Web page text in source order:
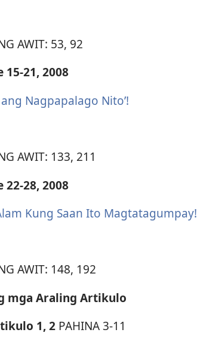
AWIT: 53, 92
15-21, 2008
ang Nagpapalago Nito’!
AWIT: 133, 211
22-28, 2008
Kung Saan Ito Magtatagumpay!
AWIT: 148, 192
mga Araling Artikulo
1, 2 PAHINA 3-11